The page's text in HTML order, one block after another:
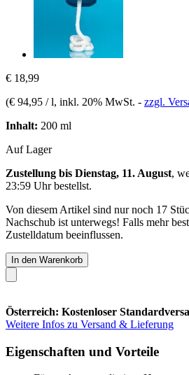
€ 18,99
(€ 94,95 / l, inkl. 20% MwSt. - zzgl.
Inhalt: 200 ml
Auf Lager
Zustellung bis Dienstag, 11. August,
23:59 Uhrbestellst.
Von diesem Artikel sind nur noch 17
Nachschub ist unterwegs! Falls mehr
Zustelldatum beeinflussen.
In den Warenkorb
Österreich: Kostenloser
Weitere Infos zu Versand & Lieferung
Eigenschaften und Vorteile